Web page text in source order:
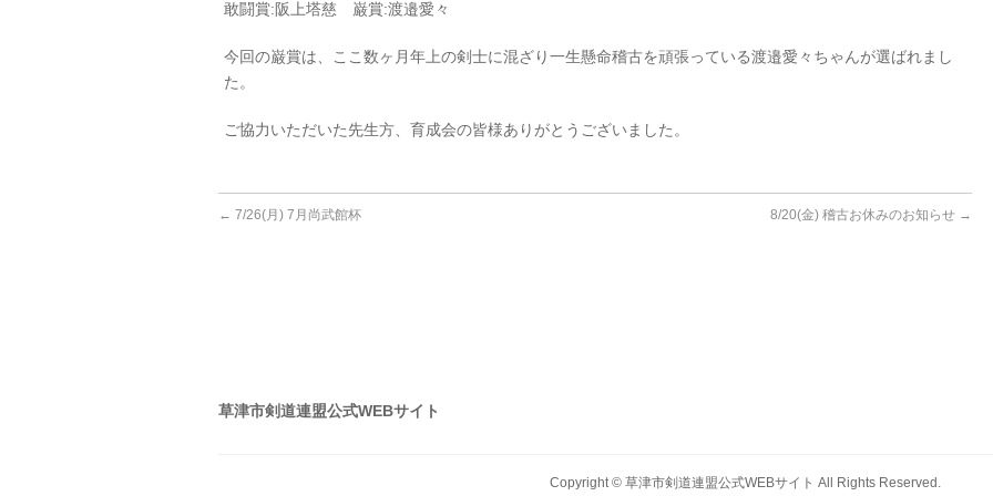
敢闘賞:阪上塔慈 巌賞:渡邉愛々
今回の巌賞は、ここ数ヶ月年上の剣士に混ざり一生懸命稽古を頑張っている渡邉愛々ちゃんが選ばれまし
た。
ご協力いただいた先生方、育成会の皆様ありがとうございました。
← 7/26(月) 7月尚武館杯 8/20(金) 稽古お休みのお知らせ →
草津市剣道連盟公式WEBサイト
Copyright © 草津市剣道連盟公式WEBサイト All Rights Reserved.